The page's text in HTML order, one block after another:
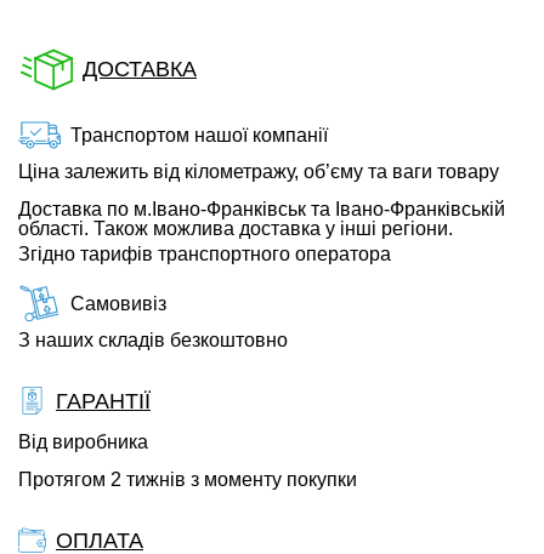
ДОСТАВКА
Транспортом нашої компанії
Ціна залежить від кілометражу, об’єму та ваги товару
Доставка по м.Івано-Франківськ та Івано-Франківській
області. Також можлива доставка у інші регіони.
Згідно тарифів транспортного оператора
Самовивіз
З наших складів безкоштовно
ГАРАНТІЇ
Від виробника
Протягом 2 тижнів з моменту покупки
ОПЛАТА